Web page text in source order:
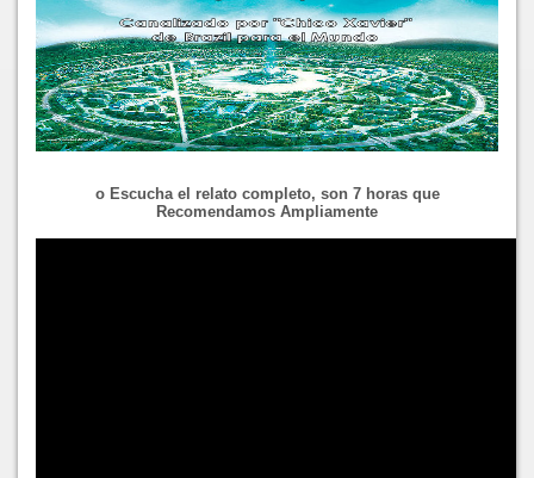
o Escucha el relato completo, son 7 horas que
Recomendamos Ampliamente